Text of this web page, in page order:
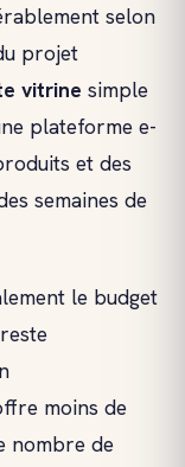
selon
projet
vitrine simple
plateforme e-
et des
semaines de
le budget
moins de
nombre de